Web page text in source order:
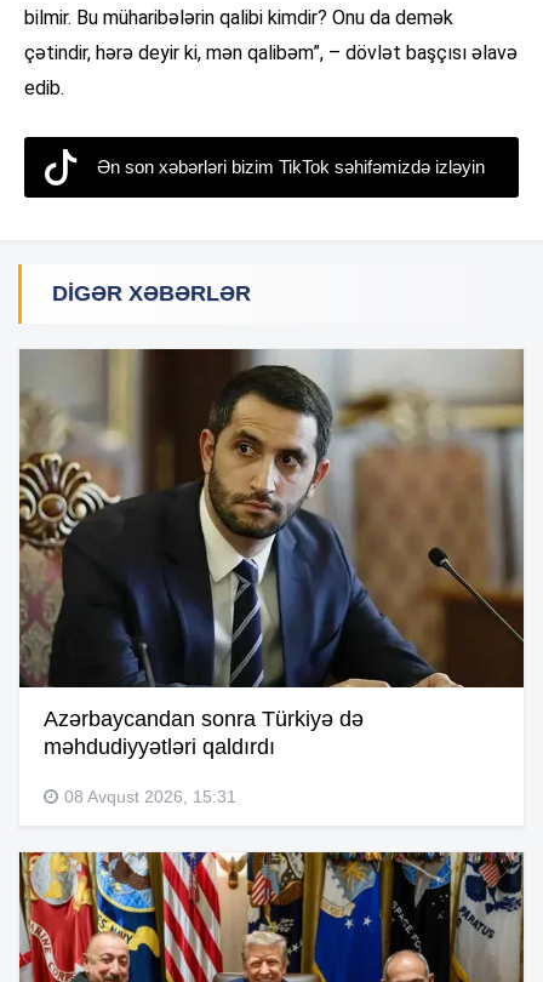
bilmir. Bu müharibələrin qalibi kimdir? Onu da demək
çətindir, hərə deyir ki, mən qalibəm”, – dövlət başçısı əlavə
edib.
Ən son xəbərləri bizim TikTok səhifəmizdə izləyin
DIGƏR XƏBƏRLƏR
Azərbaycandan sonra Türkiyə də
məhdudiyyətləri qaldırdı
08 Avqust 2026, 15:31